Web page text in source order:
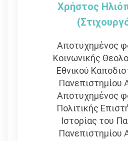
Χρήστος
Αποτυχημένος
Κοινωνικής
Εθνικού
Πανεπιστημίου
Αποτυχημένος
Πολιτικής
Ιστορίας του
Πανεπιστημίου